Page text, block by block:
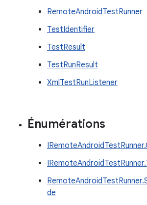
RemoteAndroidTestRunner
TestIdentifier
TestResult
TestRunResult
XmlTestRunListener
Énumérations
de